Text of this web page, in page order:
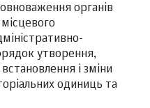
органів
утворення,
і зміни
одиниць та